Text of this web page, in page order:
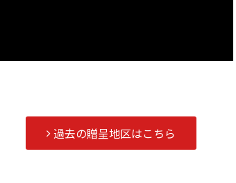
過去の贈呈地区はこちら